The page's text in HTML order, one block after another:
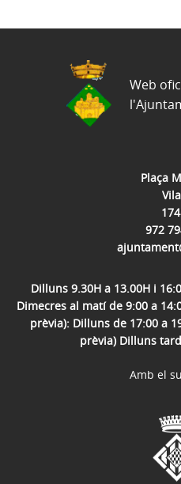
Plaça
972
Dilluns 9.30H a 13.00H i
Dimecres al matí de 9:00 a
prèvia): Dilluns de 17:00 a
prèvia) Dilluns
Web
Amb el